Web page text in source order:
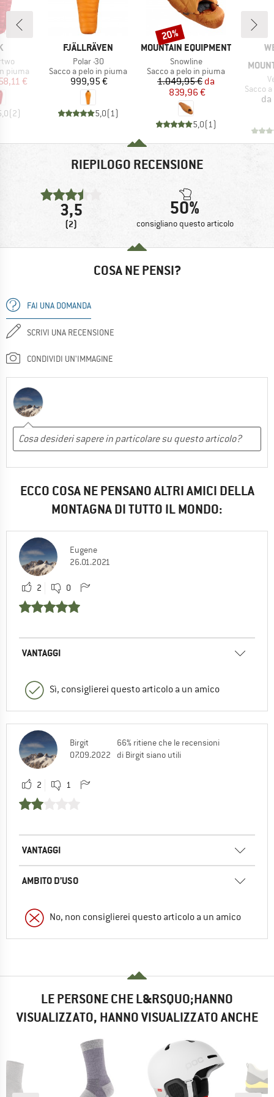
piuma
ridotto
€
(2)
MARCHIO
FJÄLLRÄVEN
Articolo
Polar -30
Gruppo di prodotti
Sacco a pelo in piuma
Prezzo
999,95 €
5,0(1)
MARCHIO
MOUNTAIN EQUIPMENT
Articolo
Snowline
Gruppo di prodotti
Sacco a pelo in piuma
Prezzo
1.049,95 €Prezzo ridotto
da
839,96 €
5,0(1)
Sconto
20%
Sacco
da
RIEPILOGO RECENSIONE
3,5
(2)
50%
consigliano questo articolo
COSA NE PENSI?
FAI UNA DOMANDA
SCRIVI UNA RECENSIONE
CONDIVIDI UN'IMMAGINE
ECCO COSA NE PENSANO ALTRI AMICI DELLA
MONTAGNA DI TUTTO IL MONDO:
Eugene
26.01.2021
2 0
VANTAGGI
Sì, consiglierei questo articolo a un amico
Birgit
07.09.2022
66% ritiene che le recensioni
di Birgit siano utili
2 1
VANTAGGI
AMBITO D’USO
No, non consiglierei questo articolo a un amico
LE PERSONE CHE L&RSQUO;HANNO
VISUALIZZATO, HANNO VISUALIZZATO ANCHE